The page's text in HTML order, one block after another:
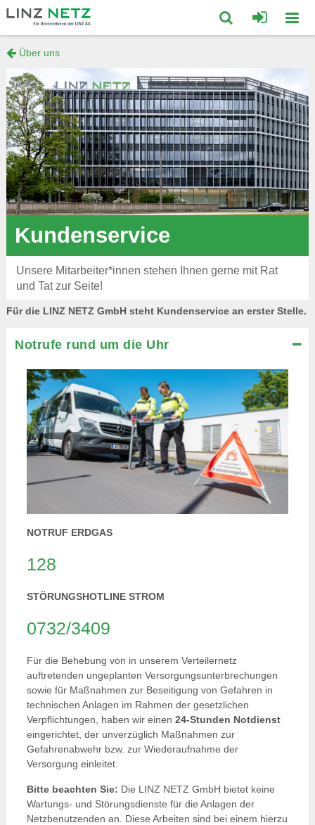
zum
Inhalt
springen
zum
Footer
springen
öffnen/
Über uns
Kundenservice
Unsere Mitarbeiter*innen stehen Ihnen gerne mit Rat
und Tat zur Seite!
Für die LINZ NETZ GmbH steht Kundenservice an erster Stelle.
Notrufe rund um die Uhr
NOTRUF ERDGAS
128
STÖRUNGSHOTLINE STROM
0732/3409
Für die Behebung von in unserem Verteilernetz
auftretenden ungeplanten Versorgungsunterbrechungen
sowie für Maßnahmen zur Beseitigung von Gefahren in
technischen Anlagen im Rahmen der gesetzlichen
Verpflichtungen, haben wir einen 24-Stunden Notdienst
eingerichtet, der unverzüglich Maßnahmen zur
Gefahrenabwehr bzw. zur Wiederaufnahme der
Versorgung einleitet.
Bitte beachten Sie: Die LINZ NETZ GmbH bietet keine
Wartungs- und Störungsdienste für die Anlagen der
Netzbenutzenden an. Diese Arbeiten sind bei einem hierzu